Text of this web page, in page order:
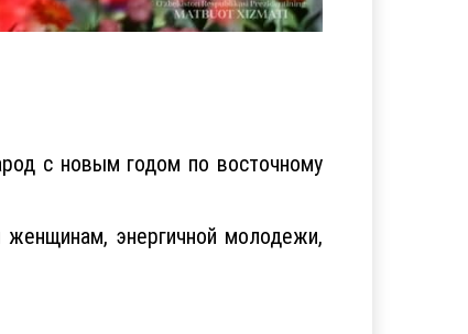
с новым годом по восточному
энергичной молодежи,